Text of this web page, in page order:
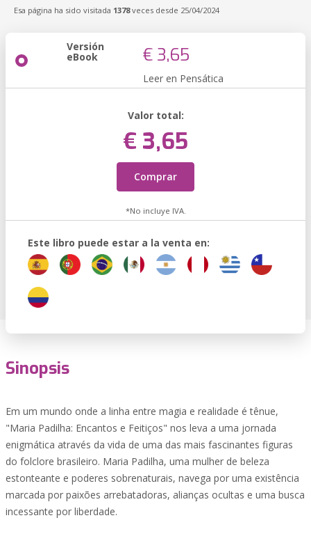
Esa página ha sido visitada 1378veces desde 25/04/2024
Versión
eBook € 3,65
Leer en Pensática
Valor total:
€ 3,65
Comprar
*No incluye IVA.
Este libro puede estar a la venta en:
Sinopsis
Em um mundo onde a linha entre magia e realidade é tênue,
"Maria Padilha: Encantos e Feitiços" nos leva a uma jornada
enigmática através da vida de uma das mais fascinantes figuras
do folclore brasileiro. Maria Padilha, uma mulher de beleza
estonteante e poderes sobrenaturais, navega por uma existência
marcada por paixões arrebatadoras, alianças ocultas e uma busca
incessante por liberdade.